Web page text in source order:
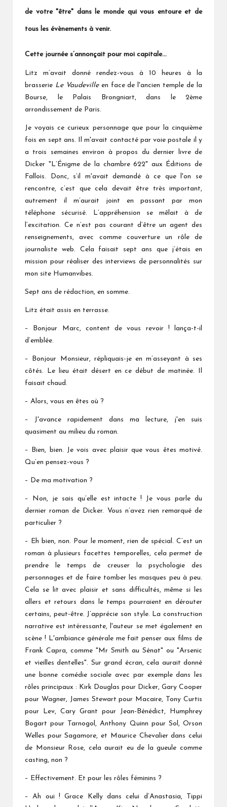
de votre "être" dans le monde qui vous entoure et de
tous les évènements à venir.
Cette journée s’annonçait pour moi capitale…
Litz m’avait donné rendez-vous à 10 heures à la
brasserie Le Vaudevilleen face de l'ancien temple de la
Bourse, le Palais Brongniart, dans le 2ème
arrondissement de Paris.
Je voyais ce curieux personnage que pour la cinquième
fois en sept ans. Il m'avait contacté par voie postale il y
a trois semaines environ à propos du dernier livre de
Dicker "L’Énigme de la chambre 622" aux Éditions de
Fallois. Donc, s’il m'avait demandé à ce que l'on se
rencontre, c’est que cela devait être très important,
autrement il m’aurait joint en passant par mon
téléphone sécurisé. L’appréhension se mêlait à de
l’excitation. Ce n’est pas courant d’être un agent des
renseignements, avec comme couverture un rôle de
journaliste web. Cela faisait sept ans que j’étais en
mission pour réaliser des interviews de personnalités sur
mon site Humanvibes.
Sept ans de rédaction, en somme.
Litz était assis en terrasse.
– Bonjour Marc, content de vous revoir ! lança-t-il
d’emblée.
– Bonjour Monsieur, répliquais-je en m’asseyant à ses
côtés. Le lieu était désert en ce début de matinée. Il
faisait chaud.
– Alors, vous en êtes où ?
– J'avance rapidement dans ma lecture, j'en suis
quasiment au milieu du roman.
– Bien, bien. Je vois avec plaisir que vous êtes motivé.
Qu’en pensez-vous ?
– De ma motivation ?
– Non, je sais qu’elle est intacte ! Je vous parle du
dernier roman de Dicker. Vous n’avez rien remarqué de
particulier ?
– Eh bien, non. Pour le moment, rien de spécial. C’est un
roman à plusieurs facettes temporelles, cela permet de
prendre le temps de creuser la psychologie des
personnages et de faire tomber les masques peu à peu.
Cela se lit avec plaisir et sans difficultés, même si les
allers et retours dans le temps pourraient en dérouter
certains, peut-être. J’apprécie son style. La construction
narrative est intéressante, l'auteur se met également en
scène ! L'ambiance générale me fait penser aux films de
Frank Capra, comme "Mr Smith au Sénat" ou "Arsenic
et vieilles dentelles". Sur grand écran, cela aurait donné
une bonne comédie sociale avec par exemple dans les
rôles principaux : Kirk Douglas pour Dicker, Gary Cooper
pour Wagner, James Stewart pour Macaire, Tony Curtis
pour Lev, Cary Grant pour Jean-Bénédict, Humphrey
Bogart pour Tarnogol, Anthony Quinn pour Sol, Orson
Welles pour Sagamore, et Maurice Chevalier dans celui
de Monsieur Rose, cela aurait eu de la gueule comme
casting, non ?
– Effectivement. Et pour les rôles féminins ?
– Ah oui ! Grace Kelly dans celui d’Anastasia, Tippi